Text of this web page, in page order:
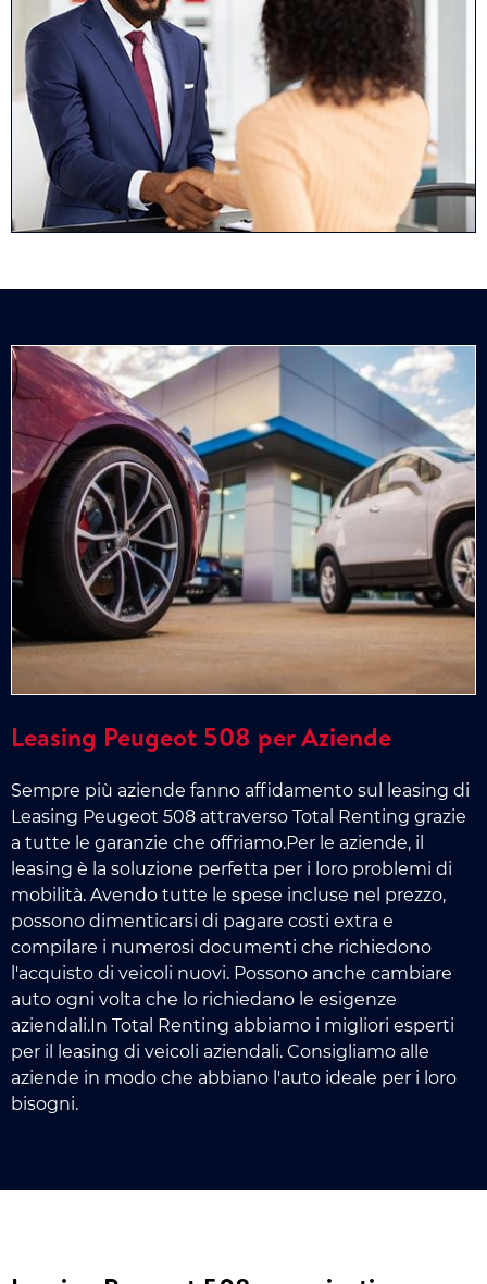
Leasing Peugeot 508 per Aziende
Sempre più aziende fanno affidamento sul leasing di
Leasing Peugeot 508 attraverso Total Renting grazie
a tutte le garanzie che offriamo.Per le aziende, il
leasing è la soluzione perfetta per i loro problemi di
mobilità. Avendo tutte le spese incluse nel prezzo,
possono dimenticarsi di pagare costi extra e
compilare i numerosi documenti che richiedono
l'acquisto di veicoli nuovi. Possono anche cambiare
auto ogni volta che lo richiedano le esigenze
aziendali.In Total Renting abbiamo i migliori esperti
per il leasing di veicoli aziendali. Consigliamo alle
aziende in modo che abbiano l'auto ideale per i loro
bisogni.